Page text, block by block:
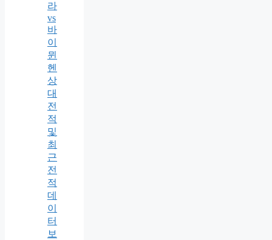
라
vs
바
이
뮌
헨
상
대
전
적
및
최
근
전
적
데
이
터
보